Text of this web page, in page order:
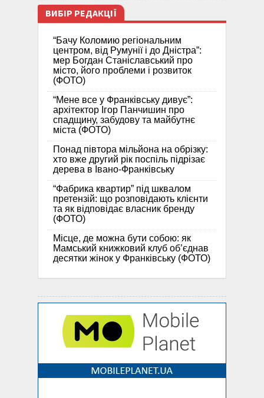
ВИБІР РЕДАКЦІЇ
“Бачу Коломию регіональним
центром, від Румунії і до Дністра”:
мер Богдан Станіславський про
місто, його проблеми і розвиток
(ФОТО)
“Мене все у Франківську дивує”:
архітектор Ігор Панчишин про
спадщину, забудову та майбутнє
міста (ФОТО)
Понад півтора мільйона на обрізку:
хто вже другий рік поспіль підрізає
дерева в Івано-Франківську
“Фабрика квартир” під шквалом
претензій: що розповідають клієнти
та як відповідає власник бренду
(ФОТО)
Місце, де можна бути собою: як
Мамський книжковий клуб об’єднав
десятки жінок у Франківську (ФОТО)